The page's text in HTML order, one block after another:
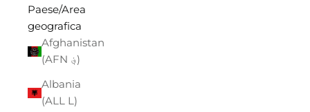
Paese/Area
geografica
Afghanistan
(AFN ؋)
Albania
(ALL L)